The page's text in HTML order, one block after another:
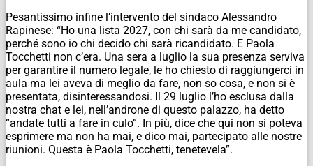
Pesantissimo infine l’intervento del sindaco Alessandro
Rapinese: “Ho una lista 2027, con chi sarà da me candidato,
perché sono io chi decido chi sarà ricandidato. E Paola
Tocchetti non c’era. Una sera a luglio la sua presenza serviva
per garantire il numero legale, le ho chiesto di raggiungerci in
aula ma lei aveva di meglio da fare, non so cosa, e non si è
presentata, disinteressandosi. Il 29 luglio l’ho esclusa dalla
nostra chat e lei, nell’androne di questo palazzo, ha detto
“andate tutti a fare in culo”. In più, dice che qui non si poteva
esprimere ma non ha mai, e dico mai, partecipato alle nostre
riunioni. Questa è Paola Tocchetti, tenetevela”.